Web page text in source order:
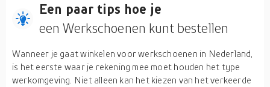
Een paar tips hoe je
een Werkschoenen kunt bestellen
Wanneer je gaat winkelen voor werkschoenen in Nederland,
is het eerste waar je rekening mee moet houden het type
werkomgeving. Niet alleen kan het kiezen van het verkeerde